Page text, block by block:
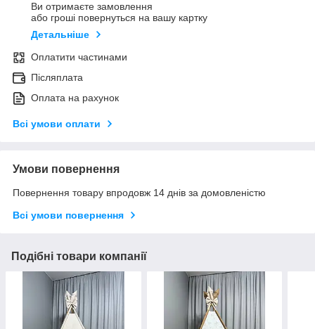
Ви отримаєте замовлення
або гроші повернуться на вашу картку
Детальніше
Оплатити частинами
Післяплата
Оплата на рахунок
Всі умови оплати
Умови повернення
Повернення товару впродовж 14 днів за домовленістю
Всі умови повернення
Подібні товари компанії